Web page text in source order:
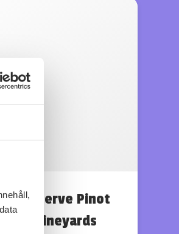
Reserve Pinot
Vineyards